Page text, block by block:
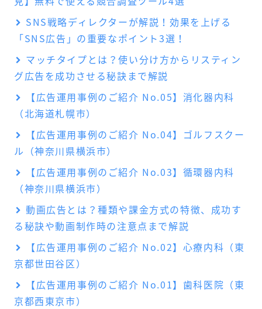
SNS戦略ディレクターが解説！効果を上げる
「SNS広告」の重要なポイント3選！
マッチタイプとは？使い分け方からリスティン
グ広告を成功させる秘訣まで解説
【広告運用事例のご紹介 No.05】消化器内科
（北海道札幌市）
【広告運用事例のご紹介 No.04】ゴルフスクー
ル（神奈川県横浜市）
【広告運用事例のご紹介 No.03】循環器内科
（神奈川県横浜市）
動画広告とは？種類や課金方式の特徴、成功す
る秘訣や動画制作時の注意点まで解説
【広告運用事例のご紹介 No.02】心療内科（東
京都世田谷区）
【広告運用事例のご紹介 No.01】歯科医院（東
京都西東京市）